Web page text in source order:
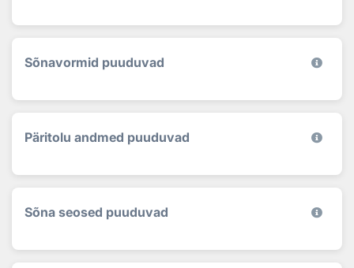
Sõnavormid puuduvad
Päritolu andmed puuduvad
Sõna seosed puuduvad